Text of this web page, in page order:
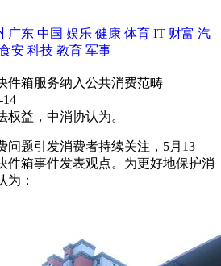
广东 中国 娱乐 健康 体育 IT 财富 汽
安 科技 教育 军事
件箱服务纳入公共消费范畴
14
益，中消协认为。
问题引发消费者持续关注，5月13
件箱事件发表观点。为更好地保护消
为：